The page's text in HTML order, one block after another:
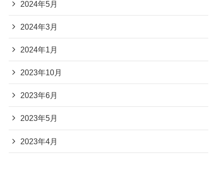
2024年5月
2024年3月
2024年1月
2023年10月
2023年6月
2023年5月
2023年4月